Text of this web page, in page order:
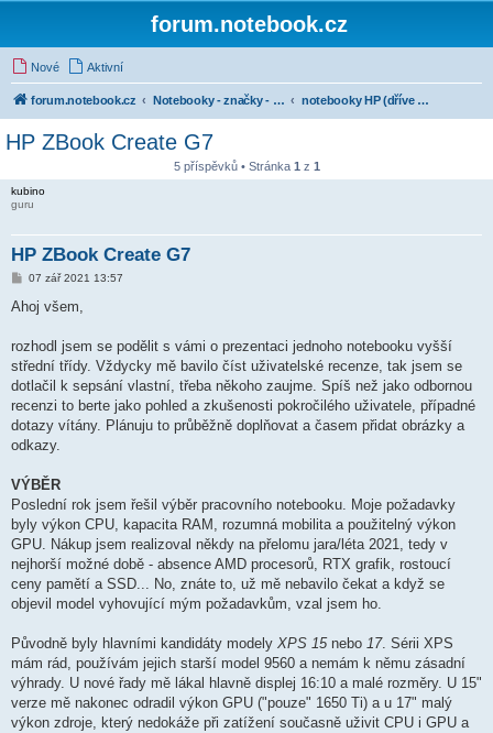
forum.notebook.cz
Nové Aktivní
forum.notebook.cz Notebooky - značky - kluby uživatelů notebooky HP (dříve Hewlett-Packard)
HP ZBook Create G7
5 příspěvků • Stránka 1 z 1
kubino
guru
HP ZBook Create G7
P
í
ě
e
k
07 zář 2021 13:57
Ahoj všem,
rozhodl jsem se podělit s vámi o prezentaci jednoho notebooku vyšší
střední třídy. Vždycky mě bavilo číst uživatelské recenze, tak jsem se
dotlačil k sepsání vlastní, třeba někoho zaujme. Spíš než jako odbornou
recenzi to berte jako pohled a zkušenosti pokročilého uživatele, případné
dotazy vítány. Plánuju to průběžně doplňovat a časem přidat obrázky a
odkazy.
VÝBĚR
Poslední rok jsem řešil výběr pracovního notebooku. Moje požadavky
byly výkon CPU, kapacita RAM, rozumná mobilita a použitelný výkon
GPU. Nákup jsem realizoval někdy na přelomu jara/léta 2021, tedy v
nejhorší možné době - absence AMD procesorů, RTX grafik, rostoucí
ceny pamětí a SSD... No, znáte to, už mě nebavilo čekat a když se
objevil model vyhovující mým požadavkům, vzal jsem ho.
Původně byly hlavními kandidáty modely XPS 15nebo 17. Sérii XPS
mám rád, používám jejich starší model 9560 a nemám k němu zásadní
výhrady. U nové řady mě lákal hlavně displej 16:10 a malé rozměry. U 15"
verze mě nakonec odradil výkon GPU ("pouze" 1650 Ti) a u 17" malý
výkon zdroje, který nedokáže při zatížení současně uživit CPU i GPU a